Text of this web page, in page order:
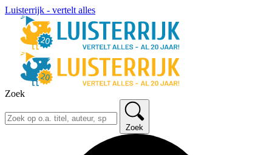
Luisterrijk - vertelt alles
Zoek
Zoek